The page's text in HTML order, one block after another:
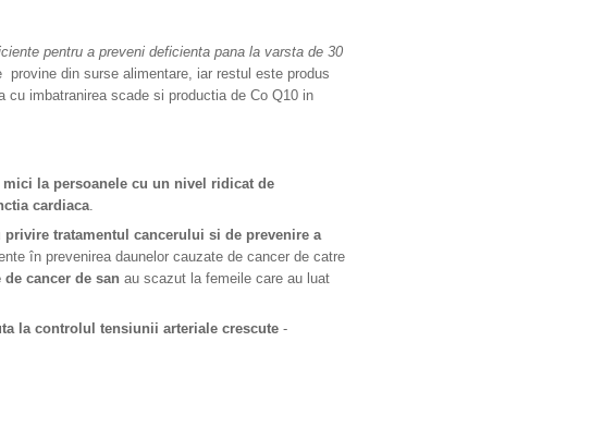
pentru a preveni deficientapana la varsta de 30
provine din surse alimentare, iar restul este produs
cu imbatranirea scade si productia de Co Q10 in
la persoanele cu un nivel ridicat de
cardiaca.
privire tratamentul cancerului si de prevenire a
în prevenirea daunelor cauzate de cancer de catre
cancer de san au scazut la femeile care au luat
la controlul tensiunii arteriale crescute-